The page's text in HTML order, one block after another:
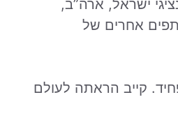
ישראל, ארה”ב,
אחרים של
קייב הראתה לעולם